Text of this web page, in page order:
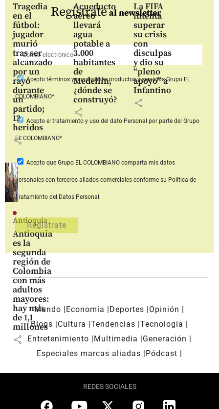
Tragedia
en el
fútbol:
jugador
murió
tras ser
alcanzado
por un
rayo
durante
un
partido;
12
heridos
share
Acueducto
aéreo
llevará
agua
potable a
3.000
habitantes
de
Medellín,
¿dónde se
construyó?
share
La FIFA
intenta
superar
su crisis
con
disculpas
y dio su
“pleno
apoyo” a
Infantino
share
Antioquia
Antioquia
es la
segunda
región de
Colombia
con más
adultos
mayores:
hay más
de 1,1
millones
share
Regístrateal newsletter
Aceptotérminos y condiciones productos y serviciosGrupo EL
COLOMBIANO*
Acepto el tratamiento y uso del dato Personal por parte del Grupo
EL COLOMBIANO*
Acepto que Grupo EL COLOMBIANOcomparta mis datos
personales con terceros aliados comerciales conforme su Política de
Tratamiento del Datos Personal.
Mundo Economía Deportes
Opinión
Blogs
Cultura Tendencias Tecnología
Entretenimiento
Multimedia
Generación
Especiales marcas aliadas
Pódcast
REDES SOCIALES